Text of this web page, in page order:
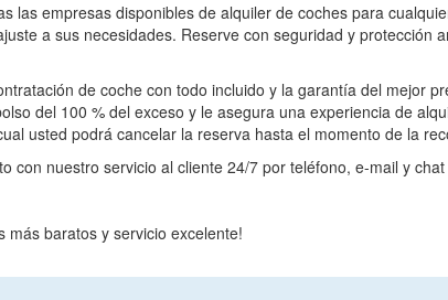
las empresas disponibles de alquiler de coches para
a sus necesidades. Reserve con seguridad y protección
de coche con todo incluido y la garantía del mejor
del 100 % del exceso y le asegura una experiencia de
usted podrá cancelar la reserva hasta el momento de la
con nuestro servicio al cliente 24/7 por teléfono, e-mail y
más baratos y servicio excelente!